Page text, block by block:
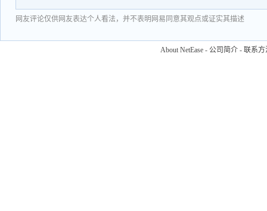
网友评论仅供网友表达个人看法，并不表明网易同意其观点或证实其描述
About NetEase - 公司简介 - 联系方